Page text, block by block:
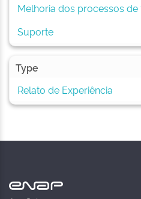
Melhoria dos processos de
Suporte
Type
Relato de Experiência